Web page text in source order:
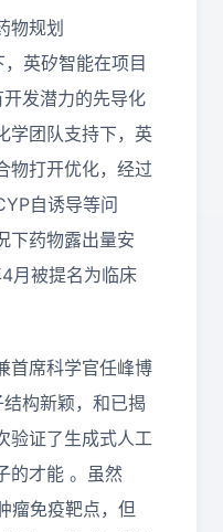
物规划
，英矽智能在项目
发潜力的先导化
学团队支持下，英
物打开优化，经过
自诱导等问
下药物露出量安
月被提名为临床
首席科学官任峰博
构新颖，和已揭
验证了生成式人工
的才能 。虽然
瘤免疫靶点，但